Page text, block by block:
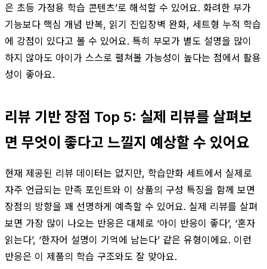
은 초등 가정용 학습 콘텐츠’로 해석할 수 있어요. 화려한 부가
기능보다 핵심 개념 반복, 읽기 진입장벽 완화, 세트형 누적 학습
에 강점이 있다고 볼 수 있어요. 특히 부모가 별도 설명을 많이
하지 않아도 아이가 스스로 펼쳐볼 가능성이 높다는 점에서 활용
성이 좋아요.
리뷰 기반 장점 Top 5: 실제 리뷰를 살펴보
면 무엇이 좋다고 느낄지 예상할 수 있어요
현재 제공된 리뷰 데이터는 없지만, 학습만화 세트에서 실제로
자주 언급되는 만족 포인트와 이 상품의 구성 특징을 함께 보면
장점의 방향을 꽤 선명하게 예측할 수 있어요. 실제 리뷰를 살펴
보면 가장 많이 나오는 반응은 대체로 ‘아이 반응이 좋다’, ‘혼자
읽는다’, ‘한자어 설명이 기억에 남는다’ 같은 유형이에요. 이런
반응은 이 제품의 학습 구조와도 잘 맞아요.